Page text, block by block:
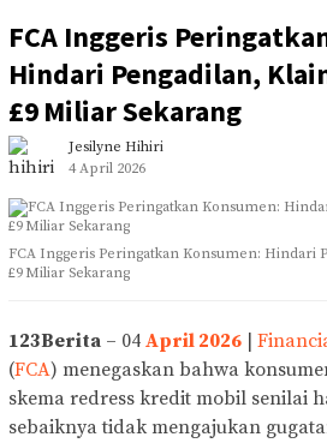
FCA Inggeris
Hindari Pengadilan,
£9 Miliar Sekarang
Jesilyne Hihiri
4 April 2026
FCA Inggeris Peringatkan Konsumen: Hindari
£9 Miliar Sekarang
123Berita – 04 April 2026
(FCA) menegaskan bahwa
skema redress kredit mobil senilai
sebaiknya tidak mengajukan